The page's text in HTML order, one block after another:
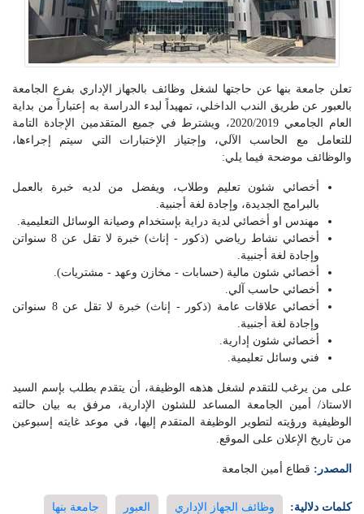
تعلن جامعة بنها عن حاجتها لشغل وظائف بالجهاز الإداري بفرع الجامعة
بالعبور عن طريق الندب الداخلي، تمهيداً لبدء الدراسة به إعتباراً من بداية
العام الجامعي 2020/2019، ويشترط في جميع المتقدمين الإجادة التامة
للتعامل مع الحاسب الآلي، وإجتياز الإختبارات التي سيتم إجراءها،
والوظائف موضحة فيما يلي:
أخصائي شئون تعليم وطلاب، ويفضل من لديه خبرة بالعمل
بالبرامج الجديدة، وإجادة لغة أجنبية.
مهندس او أخصائي لدية دراية بإستخدام وصيانة الوسائل التعليمية.
أخصائي نشاط رياضي (ذكور - إناث) خبرة لا تقل عن 8 سنواتن
وإجادة لغة أجنبية.
أخصائي شئون مالية (حسابات - مخازن وعهد - مشتريات).
أخصائي حاسب آلي.
أخصائي علاقات عامة (ذكور - إناث) خبرة لا تقل عن 8 سنواتن
وإجادة لغة أجنبية.
أخصائي شئون إدارية.
فني وسائل تعليمية.
على من يرغب للتقدم لشغل هذهه الوظيفة، أن يتقدم بطلب بإسم السيد
الاستاذ/ أمين الجامعة المساعد للشئون الإدارية، مرفق به بيان حالته
الوظيفية ورؤيته لتطوير الوظيفة المتقدم إليها، في موعد غايته إسبوعين
من تاريخ الإعلان على الموقع.
المصدر: قطاع أمين الجامعة
كلمات دلالية: وظائف الجهاز الإداري العبور جامعة بنها